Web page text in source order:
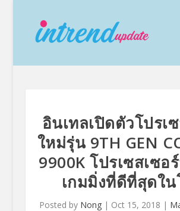
อินเทลเปิดตัวโปรเ
ใหม่รุ่น 9TH GEN
9900K โปรเซสเซอ
เกมมิ่งที่ดีที่สุดใน
Posted by Nong | Oct 15, 2018 |